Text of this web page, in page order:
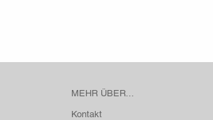
MEHR ÜBER...
Kontakt